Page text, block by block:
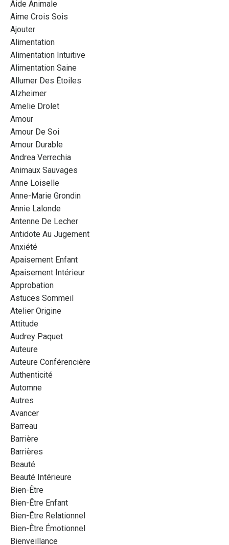
Aide Animale
Aime Crois Sois
Ajouter
Alimentation
Alimentation Intuitive
Alimentation Saine
Allumer Des Étoiles
Alzheimer
Amelie Drolet
Amour
Amour De Soi
Amour Durable
Andrea Verrechia
Animaux Sauvages
Anne Loiselle
Anne-Marie Grondin
Annie Lalonde
Antenne De Lecher
Antidote Au Jugement
Anxiété
Apaisement Enfant
Apaisement Intérieur
Approbation
Astuces Sommeil
Atelier Origine
Attitude
Audrey Paquet
Auteure
Auteure Conférencière
Authenticité
Automne
Autres
Avancer
Barreau
Barrière
Barrières
Beauté
Beauté Intérieure
Bien-Être
Bien-Être Enfant
Bien-Être Relationnel
Bien-Être Émotionnel
Bienveillance